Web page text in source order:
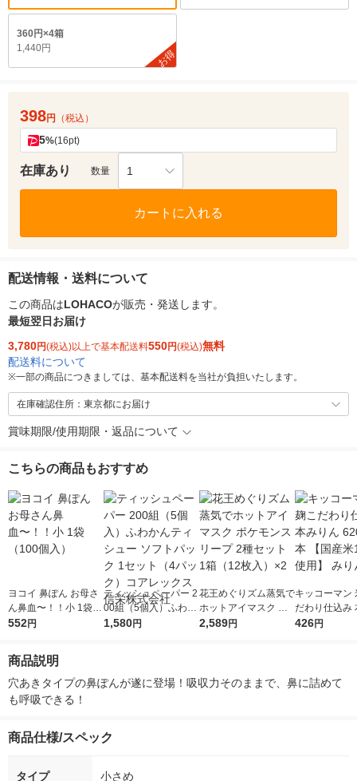
360円×4箱
1,440円
お得
398円 （税込）
5%(16pt)
在庫あり 数量 1
カートに入れる
配送情報・送料について
この商品はLOHACOが販売・発送します。
最短翌日お届け
3,780円(税込)以上で基本配送料550円(税込)無料
配送料について
※一部の商品につきましては、基本配送料を当社が負担いたします。
在庫確認住所：東京都にお届け
賞味期限/使用期限・返品について
こちらの商品もおすすめ
ヨコイ 鼻ぽん お母さ
ん鼻血〜！！小 1袋
（100個入）
552円
ティッシュペーパー 2
00組（5個入）ふわか
んティシュー ソフト
1,580円
花王めぐりズム蒸気で
ホットアイマスク ポ
ケモンスリープ 2種セ
2,589円
キッコーマン
だわり仕込み
ん 620ml 1本
426円
商品説明
穴あきタイプの鼻ぽんが遂に登場！吸収力そのままで、鼻に詰めて
も呼吸できる！
商品仕様/スペック
タイプ 小さめ